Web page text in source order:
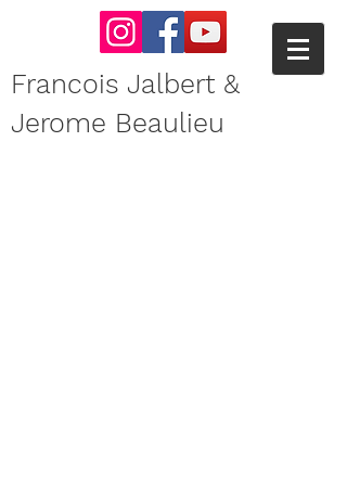
Francois Jalbert &
Jerome Beaulieu